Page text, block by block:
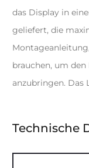
das Display in
geliefert, die
brauchen, um
anzubringen. Das
Technische